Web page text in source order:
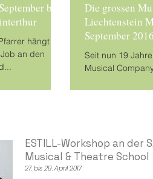
bis
hängt
an den
Die grossen
Liechtenstein
September
Seit nun 19
Musical
ESTILL-Workshop an der
Musical & Theatre School
27. bis 29. April 2017